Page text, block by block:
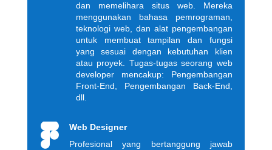
dan memelihara situs web. Mereka
menggunakan bahasa pemrograman,
teknologi web, dan alat pengembangan
untuk membuat tampilan dan fungsi
yang sesuai dengan kebutuhan klien
atau proyek. Tugas-tugas seorang web
developer mencakup: Pengembangan
Front-End, Pengembangan Back-End,
dll.

Web Designer
Profesional yang bertanggung jawab